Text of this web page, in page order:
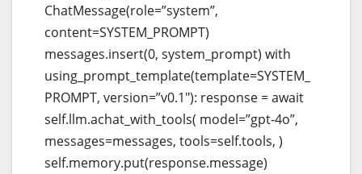
ChatMessage(role=”system”,
content=SYSTEM_PROMPT)
messages.insert(0, system_prompt) with
using_prompt_template(template=SYSTEM_
PROMPT, version=”v0.1″): response = await
self.llm.achat_with_tools( model=”gpt-4o”,
messages=messages, tools=self.tools, )
self.memory.put(response.message)